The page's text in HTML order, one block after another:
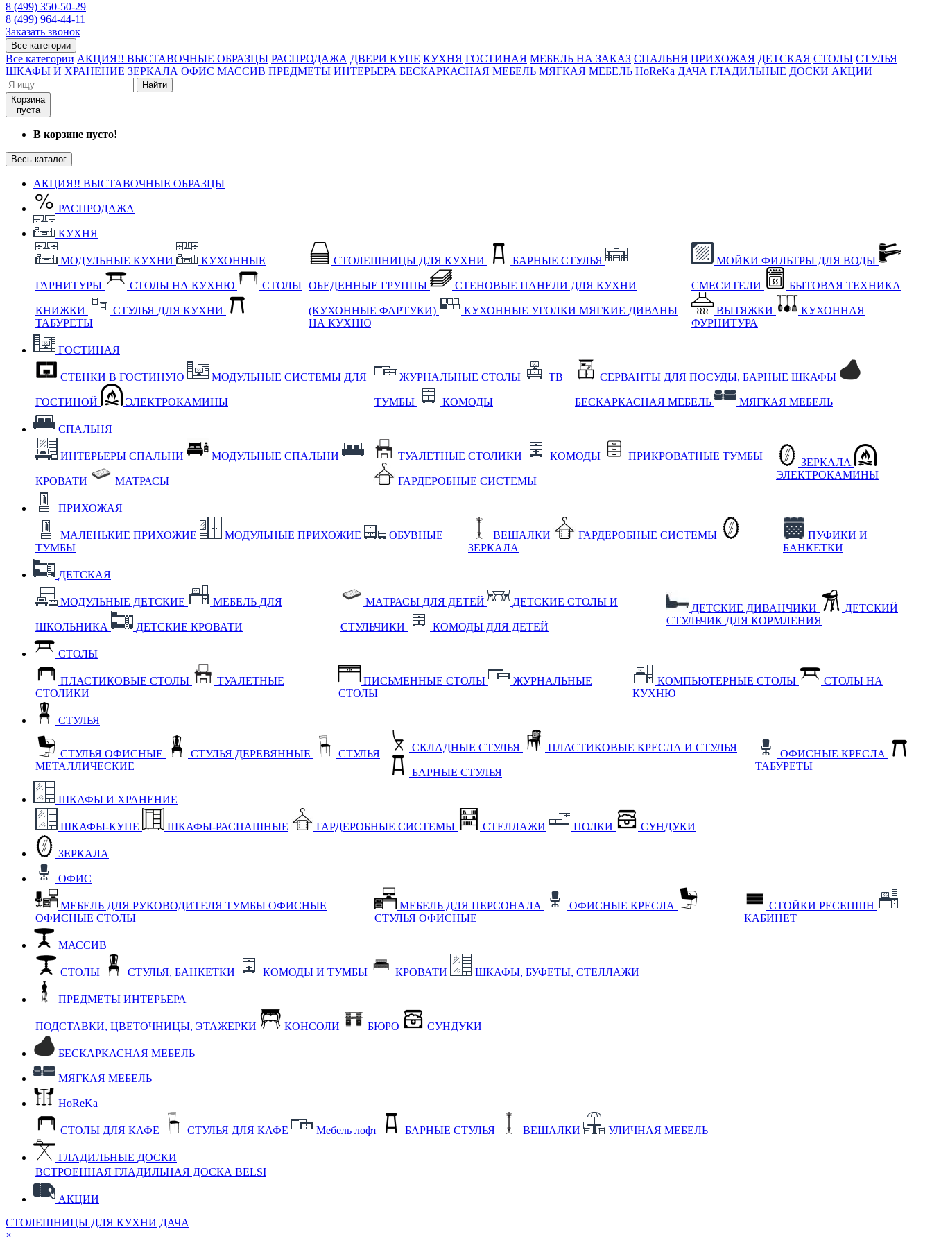
8 (499) 350-50-29
8 (499) 964-44-11
Заказать звонок
Все категории
Все категории АКЦИЯ!! ВЫСТАВОЧНЫЕ ОБРАЗЦЫ РАСПРОДАЖА ДВЕРИ КУПЕ КУХНЯ ГОСТИНАЯ МЕБЕЛЬ НА ЗАКАЗ СПАЛЬНЯ ПРИХОЖАЯ ДЕТСКАЯ СТОЛЫ СТУЛЬЯ
ШКАФЫ И ХРАНЕНИЕ ЗЕРКАЛА ОФИС МАССИВ ПРЕДМЕТЫ ИНТЕРЬЕРА БЕСКАРКАСНАЯ МЕБЕЛЬ МЯГКАЯ МЕБЕЛЬ HoReKa ДАЧА ГЛАДИЛЬНЫЕ ДОСКИ АКЦИИ
Найти
Корзина
пуста
В корзине пусто!
Весь каталог
АКЦИЯ!! ВЫСТАВОЧНЫЕ ОБРАЗЦЫ
РАСПРОДАЖА
КУХНЯ
МОДУЛЬНЫЕ КУХНИ КУХОННЫЕ
ГАРНИТУРЫ СТОЛЫ НА КУХНЮ СТОЛЫ
КНИЖКИ
СТУЛЬЯ ДЛЯ КУХНИ
ТАБУРЕТЫ
СТОЛЕШНИЦЫ ДЛЯ КУХНИ БАРНЫЕ СТУЛЬЯ
ОБЕДЕННЫЕ ГРУППЫ СТЕНОВЫЕ ПАНЕЛИ ДЛЯ КУХНИ
(КУХОННЫЕ ФАРТУКИ) КУХОННЫЕ УГОЛКИ МЯГКИЕ ДИВАНЫ
НА КУХНЮ
МОЙКИ ФИЛЬТРЫ ДЛЯ ВОДЫ
СМЕСИТЕЛИ БЫТОВАЯ ТЕХНИКА
ВЫТЯЖКИ
КУХОННАЯ
ФУРНИТУРА
ГОСТИНАЯ
СТЕНКИ В ГОСТИНУЮ МОДУЛЬНЫЕ СИСТЕМЫ ДЛЯ
ГОСТИНОЙ ЭЛЕКТРОКАМИНЫ
ЖУРНАЛЬНЫЕ СТОЛЫ ТВ
ТУМБЫ КОМОДЫ
СЕРВАНТЫ ДЛЯ ПОСУДЫ, БАРНЫЕ ШКАФЫ
БЕСКАРКАСНАЯ МЕБЕЛЬ МЯГКАЯ МЕБЕЛЬ
СПАЛЬНЯ
ИНТЕРЬЕРЫ СПАЛЬНИ МОДУЛЬНЫЕ СПАЛЬНИ
КРОВАТИ МАТРАСЫ
ТУАЛЕТНЫЕ СТОЛИКИ КОМОДЫ ПРИКРОВАТНЫЕ ТУМБЫ
ГАРДЕРОБНЫЕ СИСТЕМЫ
ЗЕРКАЛА
ЭЛЕКТРОКАМИНЫ
ПРИХОЖАЯ
МАЛЕНЬКИЕ ПРИХОЖИЕ МОДУЛЬНЫЕ ПРИХОЖИЕ
ОБУВНЫЕ
ТУМБЫ
ВЕШАЛКИ
ГАРДЕРОБНЫЕ СИСТЕМЫ
ЗЕРКАЛА
ПУФИКИ И
БАНКЕТКИ
ДЕТСКАЯ
МОДУЛЬНЫЕ ДЕТСКИЕ МЕБЕЛЬ ДЛЯ
ШКОЛЬНИКА ДЕТСКИЕ КРОВАТИ
МАТРАСЫ ДЛЯ ДЕТЕЙ ДЕТСКИЕ СТОЛЫ И
СТУЛЬЧИКИ КОМОДЫ ДЛЯ ДЕТЕЙ
ДЕТСКИЕ ДИВАНЧИКИ
ДЕТСКИЙ
СТУЛЬЧИК ДЛЯ КОРМЛЕНИЯ
СТОЛЫ
ПЛАСТИКОВЫЕ СТОЛЫ
ТУАЛЕТНЫЕ
СТОЛИКИ
ПИСЬМЕННЫЕ СТОЛЫ
ЖУРНАЛЬНЫЕ
СТОЛЫ
КОМПЬЮТЕРНЫЕ СТОЛЫ
СТОЛЫ НА
КУХНЮ
СТУЛЬЯ
СТУЛЬЯ ОФИСНЫЕ СТУЛЬЯ ДЕРЕВЯННЫЕ
СТУЛЬЯ
МЕТАЛЛИЧЕСКИЕ
СКЛАДНЫЕ СТУЛЬЯ ПЛАСТИКОВЫЕ КРЕСЛА И СТУЛЬЯ
БАРНЫЕ СТУЛЬЯ
ОФИСНЫЕ КРЕСЛА
ТАБУРЕТЫ
ШКАФЫ И ХРАНЕНИЕ
ШКАФЫ-КУПЕ ШКАФЫ-РАСПАШНЫЕ ГАРДЕРОБНЫЕ СИСТЕМЫ СТЕЛЛАЖИ ПОЛКИ СУНДУКИ
ЗЕРКАЛА
ОФИС
МЕБЕЛЬ ДЛЯ РУКОВОДИТЕЛЯ ТУМБЫ ОФИСНЫЕ
ОФИСНЫЕ СТОЛЫ
МЕБЕЛЬ ДЛЯ ПЕРСОНАЛА
ОФИСНЫЕ КРЕСЛА
СТУЛЬЯ ОФИСНЫЕ
СТОЙКИ РЕСЕПШН
КАБИНЕТ
МАССИВ
СТОЛЫ СТУЛЬЯ, БАНКЕТКИ КОМОДЫ И ТУМБЫ КРОВАТИ ШКАФЫ, БУФЕТЫ, СТЕЛЛАЖИ
ПРЕДМЕТЫ ИНТЕРЬЕРА
ПОДСТАВКИ, ЦВЕТОЧНИЦЫ, ЭТАЖЕРКИ КОНСОЛИ БЮРО СУНДУКИ
БЕСКАРКАСНАЯ МЕБЕЛЬ
МЯГКАЯ МЕБЕЛЬ
HoReKa
СТОЛЫ ДЛЯ КАФЕ СТУЛЬЯ ДЛЯ КАФЕ Мебель лофт БАРНЫЕ СТУЛЬЯ ВЕШАЛКИ УЛИЧНАЯ МЕБЕЛЬ
ГЛАДИЛЬНЫЕ ДОСКИ
ВСТРОЕННАЯ ГЛАДИЛЬНАЯ ДОСКА BELSI
АКЦИИ
СТОЛЕШНИЦЫ ДЛЯ КУХНИ ДАЧА
×